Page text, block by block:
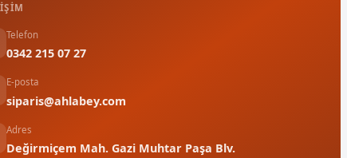
Telefon
0342 215 07 27
E-posta
siparis@ahlabey.com
Adres
Değirmiçem Mah. Gazi Muhtar Paşa Blv.